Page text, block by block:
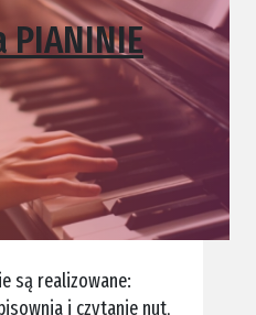
są realizowane:
i czytanie nut,